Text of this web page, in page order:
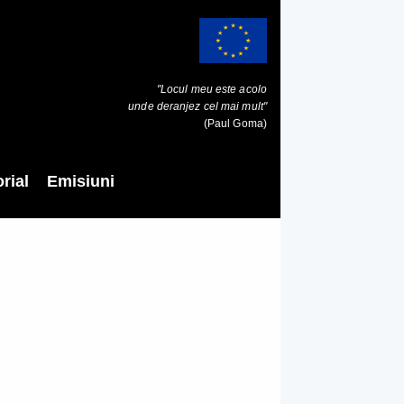
"Locul meu este acolo
unde deranjez cel mai mult"
(Paul Goma)
Emisiuni